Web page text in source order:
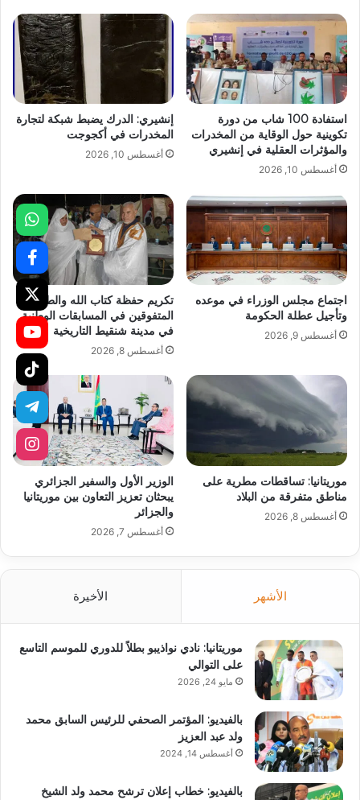
استفادة 100 شاب من دورة
تكوينية حول الوقاية من المخدرات
والمؤثرات العقلية في إنشيري
أغسطس 10, 2026
إنشيري: الدرك يضبط شبكة لتجارة
المخدرات في أكجوجت
أغسطس 10, 2026
اجتماع مجلس الوزراء في موعده
وتأجيل عطلة الحكومة
أغسطس 9, 2026
تكريم حفظة كتاب الله والطلبة
المتفوقين في المسابقات الوطنية
في مدينة شنقيط التاريخية
أغسطس 8, 2026
موريتانيا: تساقطات مطرية على
مناطق متفرقة من البلاد
أغسطس 8, 2026
الوزير الأول والسفير الجزائري
يبحثان تعزيز التعاون بين موريتانيا
والجزائر
أغسطس 7, 2026
الأشهر الأخيرة
موريتانيا: نادي نواذيبو بطلاً للدوري للموسم التاسع
على التوالي
مايو 24, 2026
بالفيديو: المؤتمر الصحفي للرئيس السابق محمد
ولد عبد العزيز
أغسطس 14, 2024
بالفيديو: خطاب إعلان ترشح محمد ولد الشيخ